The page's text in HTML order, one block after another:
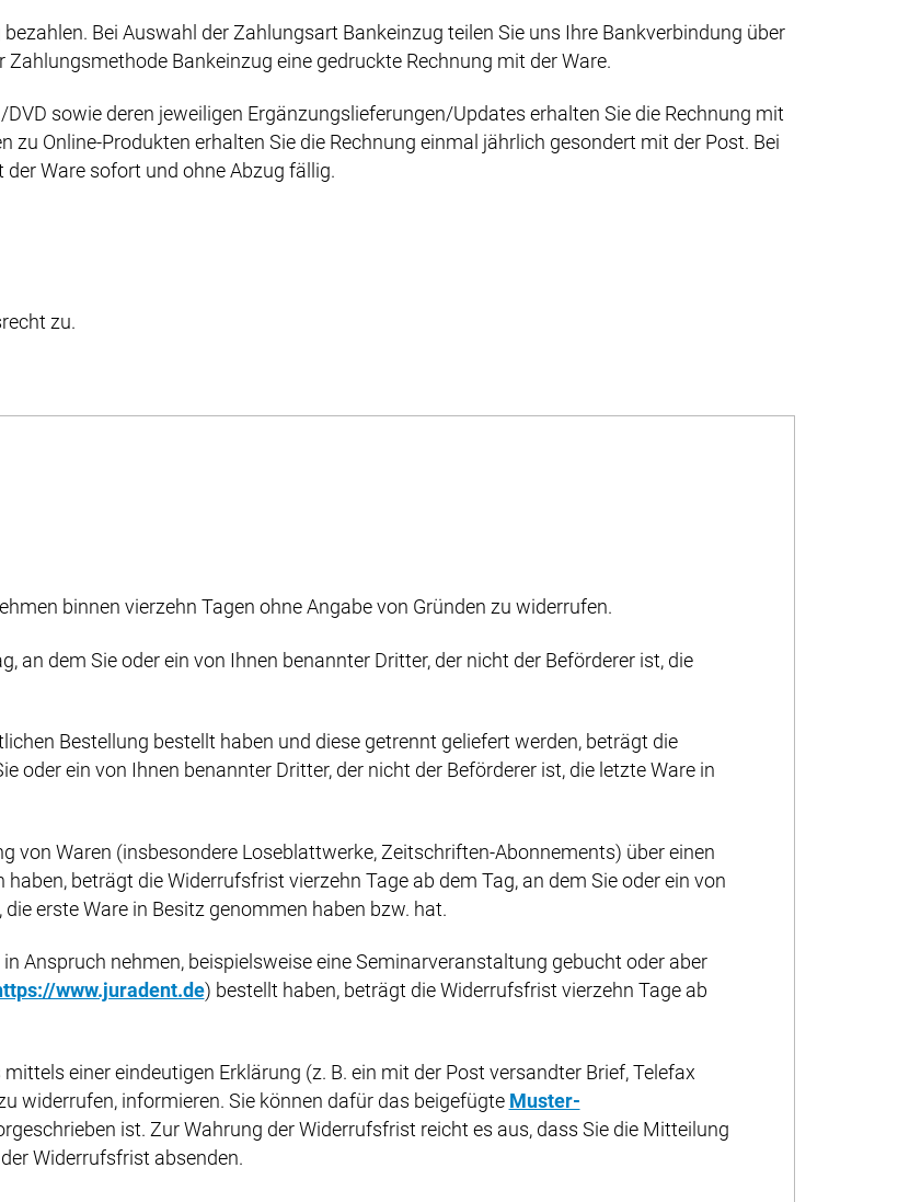
Bei Auswahl der Zahlungsart Bankeinzug teilen Sie uns Ihre Bankverbindung über
Bankeinzug eine gedruckte Rechnung mit der Ware.
sowie deren jeweiligen Ergänzungslieferungen/Updates erhalten Sie die Rechnung mit
zu Online-Produkten erhalten Sie die Rechnung einmal jährlich gesondert mit der Post. Bei
Ware sofort und ohne Abzug fällig.
zu.
binnen vierzehn Tagen ohne Angabe von Gründen zu widerrufen.
an dem Sie oder ein von Ihnen benannter Dritter, der nicht der Beförderer ist, die
Bestellung bestellt haben und diese getrennt geliefert werden, beträgt die
oder ein von Ihnen benannter Dritter, der nicht der Beförderer ist, die letzte Ware in
von Waren (insbesondere Loseblattwerke, Zeitschriften-Abonnements) über einen
beträgt die Widerrufsfrist vierzehn Tage ab dem Tag, an dem Sie oder ein von
erste Ware in Besitz genommen haben bzw. hat.
Anspruch nehmen, beispielsweise eine Seminarveranstaltung gebucht oder aber
www.juradent.de) bestellt haben, beträgt die Widerrufsfrist vierzehn Tage ab
einer eindeutigen Erklärung (z. B. ein mit der Post versandter Brief, Telefax
widerrufen, informieren. Sie können dafür das beigefügte Muster-
ist. Zur Wahrung der Widerrufsfrist reicht es aus, dass Sie die Mitteilung
Widerrufsfrist absenden.